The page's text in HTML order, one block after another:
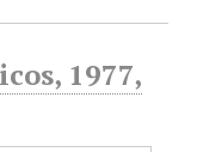
1977,